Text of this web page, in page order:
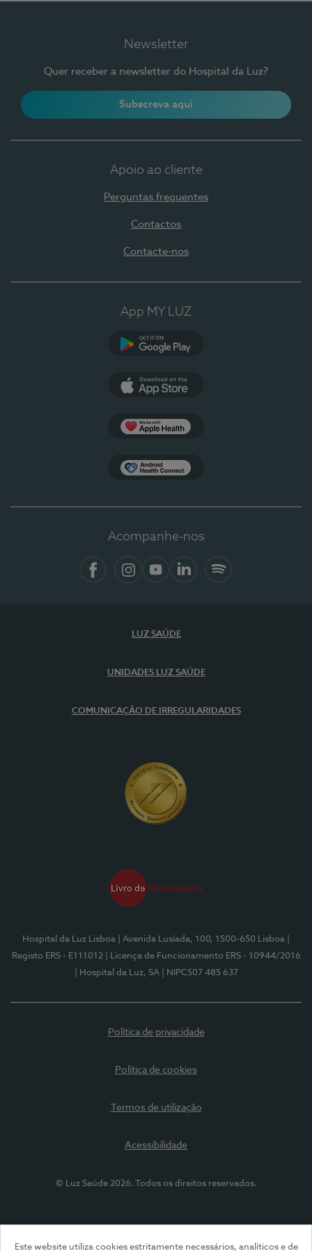
Este website utiliza cookies estritamente necessários, analíticos e de
Newsletter
Quer receber a newsletter do Hospital da Luz?
Subscreva aqui
Apoio ao cliente
Perguntas frequentes
Contactos
Contacte-nos
App MY LUZ
Acompanhe-nos
LUZ SAÚDE
UNIDADES LUZ SAÚDE
COMUNICAÇÃO DE IRREGULARIDADES
Hospital da Luz Lisboa | Avenida Lusíada, 100, 1500-650 Lisboa
Registo ERS - E111012
| Licença de Funcionamento ERS - 10944/2016
| Hospital da Luz, SA
| NIPC507 485 637
Política de privacidade
Política de cookies
Termos de utilização
Acessibilidade
© Luz Saúde 2026. Todos os direitos reservados.